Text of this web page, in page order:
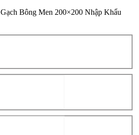
Gạch Bông Men 200×200 Nhập Khẩu